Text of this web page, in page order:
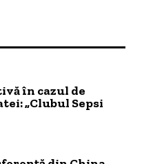
în cazul de
„Clubul Sepsi